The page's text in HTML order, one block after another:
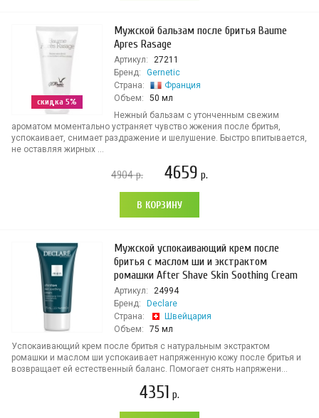
скидка 5%
Мужской бальзам после бритья Baume
Apres Rasage
Артикул:
27211
Бренд:
Gernetic
Страна:
Франция
Объем:
50 мл
Нежный бальзам с утонченным свежим
ароматом моментально устраняет чувство жжения после бритья,
успокаивает, снимает раздражение и шелушение. Быстро впитывается,
не оставляя жирных ...
4904р. 4659 р.
В КОРЗИНУ
Мужской успокаивающий крем после
бритья с маслом ши и экстрактом
ромашки After Shave Skin Soothing Cream
Артикул:
24994
Бренд:
Declare
Страна:
Швейцария
Объем:
75 мл
Успокаивающий крем после бритья с натуральным экстрактом
ромашки и маслом ши успокаивает напряженную кожу после бритья и
возвращает ей естественный баланс. Помогает снять напряжени...
4351 р.